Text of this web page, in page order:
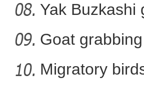
Yak Buzkashi
Goat
Migratory